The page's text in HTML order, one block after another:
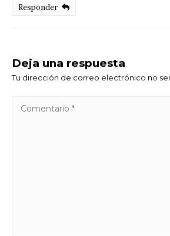
Responder
Deja una respuesta
Tu dirección de correo electrónico no